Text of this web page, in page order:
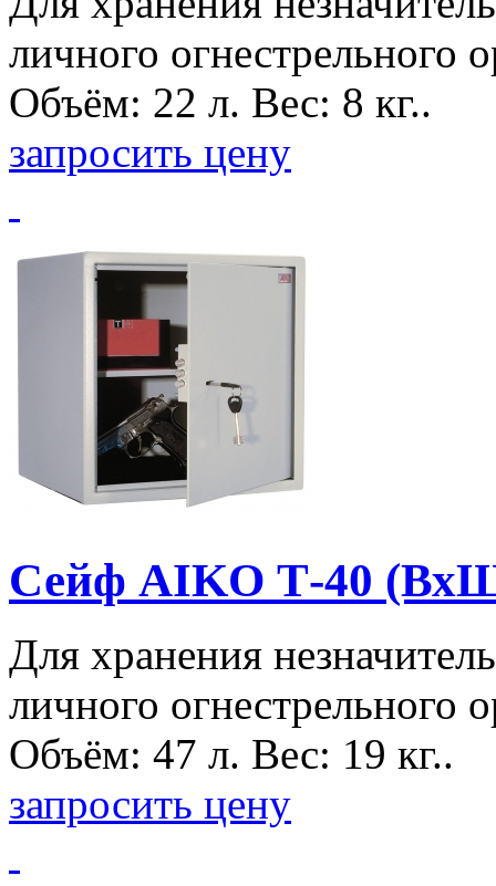
личного огнестрельного
Объём: 22 л. Вес: 8 кг..
запросить цену
Сейф AIKO Т-40
Для хранения
личного огнестрельного
Объём: 47 л. Вес: 19 кг..
запросить цену